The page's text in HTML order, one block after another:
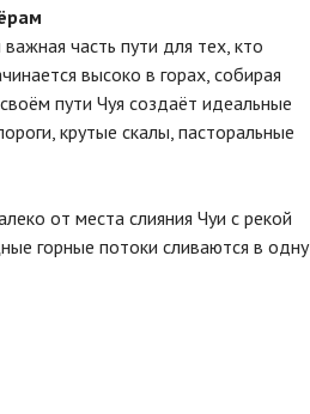
часть пути для тех, кто
высоко в горах, собирая
пути Чуя создаёт идеальные
крутые скалы, пасторальные
от места слияния Чуи с рекой
горные потоки сливаются в одну